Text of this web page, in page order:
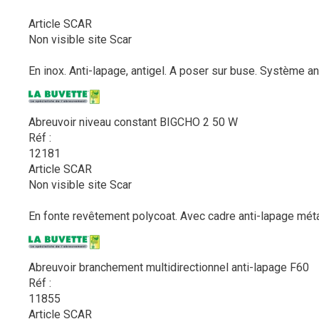
Article SCAR
Non visible site Scar
En inox. Anti-lapage, antigel. A poser sur buse. Système
Abreuvoir niveau constant BIGCHO 2 50 W
Réf :
12181
Article SCAR
Non visible site Scar
En fonte revêtement polycoat. Avec cadre anti-lapage
Abreuvoir branchement multidirectionnel anti-lapage F60
Réf :
11855
Article SCAR